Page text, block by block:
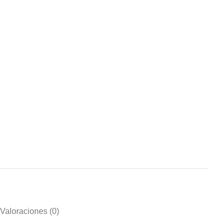
Valoraciones (0)